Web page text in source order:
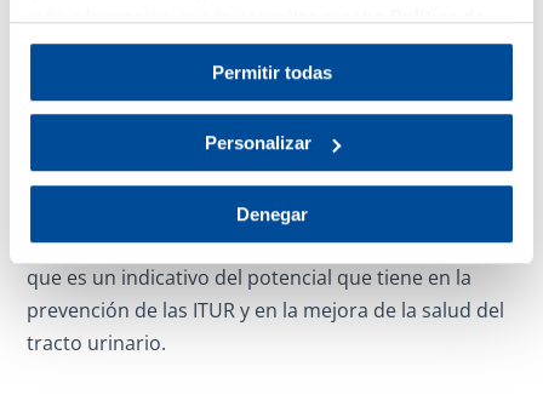
Cookies.
Permitir todas
Personalizar
Denegar
preparaciones de arándano rojo americano en
infección urinaria comenzó a ser popular en los años
20 en los EEUU. Desde entonces, los estudios in vivo
e in vitro publicados, indican (evidencia tipo A) que el
uso de arándano rojo americano es eficaz en la
prevención de las ITUR provocadas por la Escherichia
coli. Actualmente, continúan las investigaciones
sobre las propiedades de Vaccinium macrocarpon, lo
que es un indicativo del potencial que tiene en la
prevención de las ITUR y en la mejora de la salud del
tracto urinario.